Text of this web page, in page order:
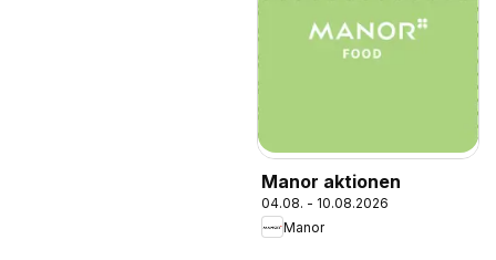
Manor aktionen
04.08. - 10.08.2026
Manor